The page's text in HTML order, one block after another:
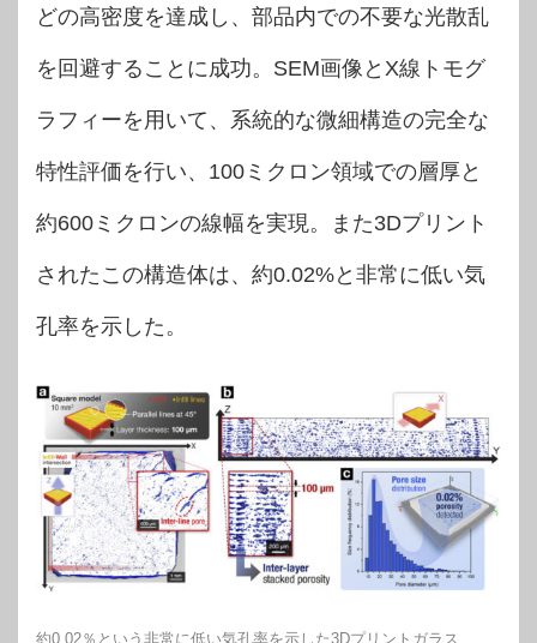
どの高密度を達成し、部品内での不要な光散乱
を回避することに成功。SEM画像とX線トモグ
ラフィーを用いて、系統的な微細構造の完全な
特性評価を行い、100ミクロン領域での層厚と
約600ミクロンの線幅を実現。また3Dプリント
されたこの構造体は、約0.02%と非常に低い気
孔率を示した。
約0.02％という非常に低い気孔率を示した3Dプリントガラス